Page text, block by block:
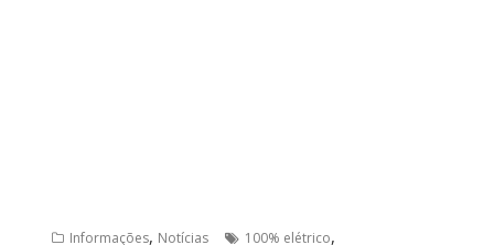
Informações, Notícias 100% elétrico,